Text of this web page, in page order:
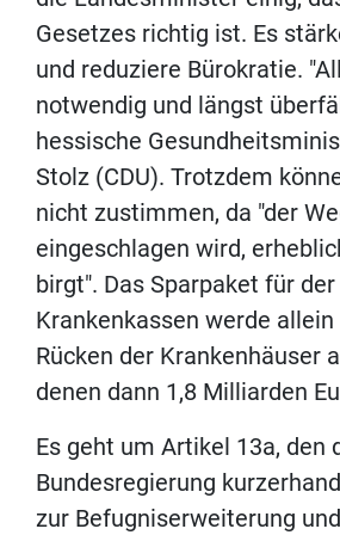
Gesetzes richtig ist. Es
und reduziere Bürokratie.
notwendig und längst
hessische
Stolz (CDU). Trotzdem
nicht zustimmen, da "der
eingeschlagen wird,
birgt". Das Sparpaket für der
Krankenkassen werde
Rücken der Krankenhäuser
denen dann 1,8 Milliarden
Es geht um Artikel 13a, den
Bundesregierung
zur Befugniserweiterung und